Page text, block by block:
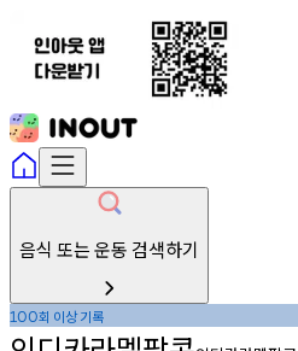
음식 또는 운동 검색하기
100회 이상기록